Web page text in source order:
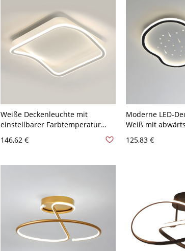
Weiße Deckenleuchte mit
einstellbarer Farbtemperatur
und Acrylschirm - 49,53 cm 110V-
120V
146,62 €
Moderne LED-
Weiß mit
Schirm - 40,64
120V
125,83 €